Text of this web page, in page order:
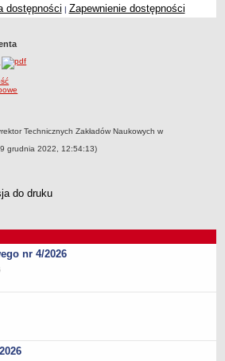
i placówki
dostępności | Zapewnienie dostępności
Technicznych Zakładów Naukowych w
grudnia 2022, 12:54:13)
nr 4/2026